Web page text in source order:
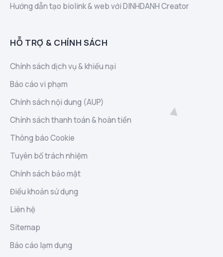
Hướng dẫn tạo biolink & web với DINHDANH Creator
HỖ TRỢ & CHÍNH SÁCH
Chính sách dịch vụ & khiếu nại
Báo cáo vi phạm
Chính sách nội dung (AUP)
Chính sách thanh toán & hoàn tiền
Thông báo Cookie
Tuyên bố trách nhiệm
Chính sách bảo mật
Điều khoản sử dụng
Liên hệ
Sitemap
Báo cáo lạm dụng